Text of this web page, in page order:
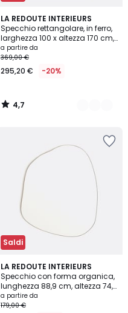
LA REDOUTE INTERIEURS
Specchio rettangolare, in ferro,
larghezza 100 x altezza 170 cm,
IODUS
a partire da
369,00 €
295,20 € -20%
4,7
/ 5
2
Colori
4,7
/
Saldi
LA REDOUTE INTERIEURS
Specchio con forma organica,
lunghezza 88,9 cm, altezza 74,6
cm, ORNICA
a partire da
179,00 €
4,5
/ 5
2
Colori